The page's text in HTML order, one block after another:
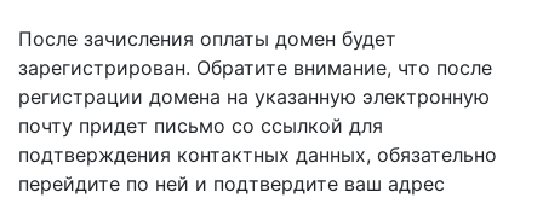
После зачисления оплаты домен будет
зарегистрирован. Обратите внимание, что после
регистрации домена на указанную электронную
почту придет письмо со ссылкой для
подтверждения контактных данных, обязательно
перейдите по ней и подтвердите ваш адрес